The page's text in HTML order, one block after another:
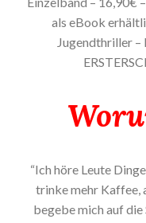
als eBook
Jugendthriller
“Ich höre Leute
trinke mehr Kaffee,
begebe mich auf die